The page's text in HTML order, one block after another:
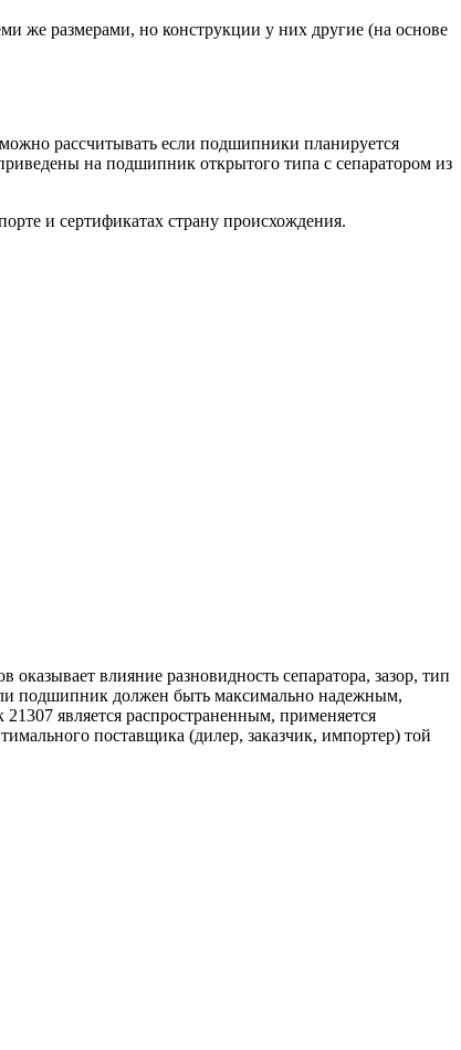
же размерами, но конструкции у них другие (на основе
рассчитывать если подшипники планируется
на подшипник открытого типа с сепаратором из
и сертификатах страну происхождения.
влияние разновидность сепаратора, зазор, тип
подшипник должен быть максимально надежным,
является распространенным, применяется
поставщика (дилер, заказчик, импортер) той